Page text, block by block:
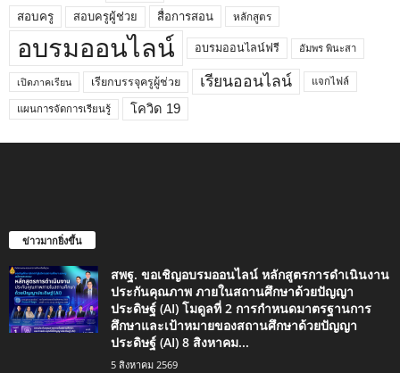
สอบครู สอบครูผู้ช่วย สื่อการสอน หลักสูตร
อบรมออนไลน์ อบรมออนไลน์ฟรี อัมพร พินะสา
เปิดภาคเรียน เรียกบรรจุครูผู้ช่วย เรียนออนไลน์ แจกไฟล์
แผนการจัดการเรียนรู้ โควิด 19
ข่าวมากยิ่งขึ้น
สพฐ. ขอเชิญอบรมออนไลน์ หลักสูตรการดำเนินงาน
ประกันคุณภาพ ภายในสถานศึกษาด้วยปัญญา
ประดิษฐ์ (AI) โมดูลที่ 2 การกำหนดมาตรฐานการ
ศึกษาและเป้าหมายของสถานศึกษาด้วยปัญญา
ประดิษฐ์ (AI) 8 สิงหาคม...
5 สิงหาคม 2569